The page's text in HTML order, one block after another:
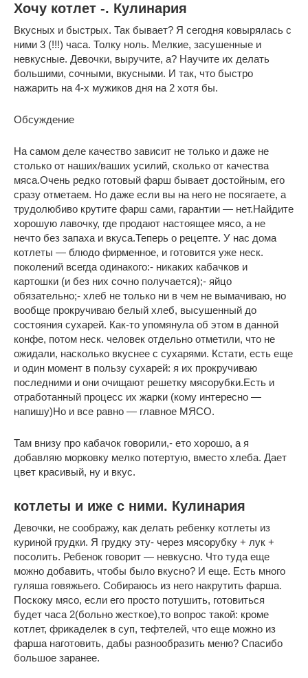
Хочу котлет -. Кулинария
Вкусных и быстрых. Так бывает? Я сегодня ковырялась с
ними 3 (!!!) часа. Толку ноль. Мелкие, засушенные и
невкусные. Девочки, выручите, а? Научите их делать
большими, сочными, вкусными. И так, что быстро
нажарить на 4-х мужиков дня на 2 хотя бы.
Обсуждение
На самом деле качество зависит не только и даже не
столько от наших/ваших усилий, сколько от качества
мяса.Очень редко готовый фарш бывает достойным, его
сразу отметаем. Но даже если вы на него не посягаете, а
трудолюбиво крутите фарш сами, гарантии — нет.Найдите
хорошую лавочку, где продают настоящее мясо, а не
нечто без запаха и вкуса.Теперь о рецепте. У нас дома
котлеты — блюдо фирменное, и готовится уже неск.
поколений всегда одинакого:- никаких кабачков и
картошки (и без них сочно получается);- яйцо
обязательно;- хлеб не только ни в чем не вымачиваю, но
вообще прокручиваю белый хлеб, высушенный до
состояния сухарей. Как-то упомянула об этом в данной
конфе, потом неск. человек отдельно отметили, что не
ожидали, насколько вкуснее с сухарями. Кстати, есть еще
и один момент в пользу сухарей: я их прокручиваю
последними и они очищают решетку мясорубки.Есть и
отработанный процесс их жарки (кому интересно —
напишу)Но и все равно — главное МЯСО.
Там внизу про кабачок говорили,- ето хорошо, а я
добавляю морковку мелко потертую, вместо хлеба. Дает
цвет красивый, ну и вкус.
котлеты и иже с ними. Кулинария
Девочки, не соображу, как делать ребенку котлеты из
куриной грудки. Я грудку эту- через мясорубку + лук +
посолить. Ребенок говорит — невкусно. Что туда еще
можно добавить, чтобы было вкусно? И еще. Есть много
гуляша говяжьего. Собираюсь из него накрутить фарша.
Поскоку мясо, если его просто потушить, готовиться
будет часа 2(больно жесткое),то вопрос такой: кроме
котлет, фрикаделек в суп, тефтелей, что еще можно из
фарша наготовить, дабы разнообразить меню? Спасибо
большое заранее.